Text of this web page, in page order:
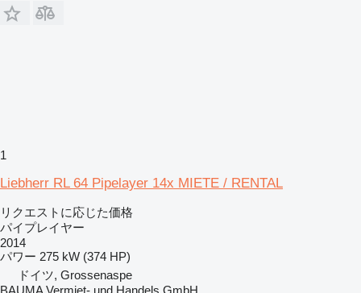
1
Liebherr RL 64 Pipelayer 14x MIETE / RENTAL
リクエストに応じた価格
パイプレイヤー
2014
パワー 275 kW (374 HP)
ドイツ, Grossenaspe
BAUMA Vermiet- und Handels GmbH